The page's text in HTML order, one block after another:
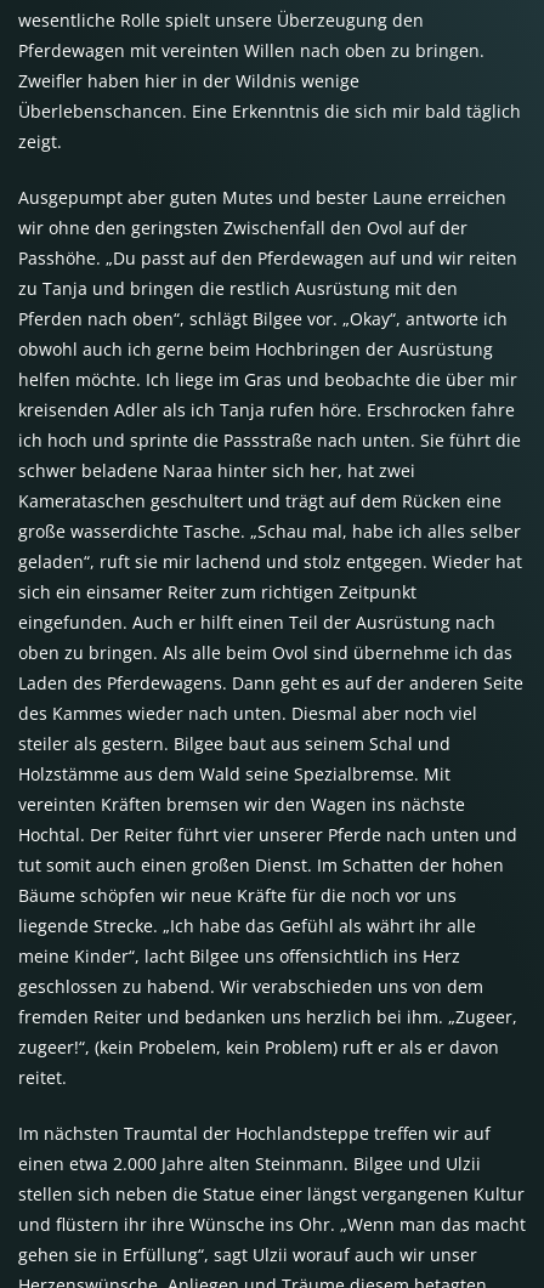
wesentliche Rolle spielt unsere Überzeugung den
Pferdewagen mit vereinten Willen nach oben zu bringen.
Zweifler haben hier in der Wildnis wenige
Überlebenschancen. Eine Erkenntnis die sich mir bald täglich
zeigt.
Ausgepumpt aber guten Mutes und bester Laune erreichen
wir ohne den geringsten Zwischenfall den Ovol auf der
Passhöhe. „Du passt auf den Pferdewagen auf und wir reiten
zu Tanja und bringen die restlich Ausrüstung mit den
Pferden nach oben“, schlägt Bilgee vor. „Okay“, antworte ich
obwohl auch ich gerne beim Hochbringen der Ausrüstung
helfen möchte. Ich liege im Gras und beobachte die über mir
kreisenden Adler als ich Tanja rufen höre. Erschrocken fahre
ich hoch und sprinte die Passstraße nach unten. Sie führt die
schwer beladene Naraa hinter sich her, hat zwei
Kamerataschen geschultert und trägt auf dem Rücken eine
große wasserdichte Tasche. „Schau mal, habe ich alles selber
geladen“, ruft sie mir lachend und stolz entgegen. Wieder hat
sich ein einsamer Reiter zum richtigen Zeitpunkt
eingefunden. Auch er hilft einen Teil der Ausrüstung nach
oben zu bringen. Als alle beim Ovol sind übernehme ich das
Laden des Pferdewagens. Dann geht es auf der anderen Seite
des Kammes wieder nach unten. Diesmal aber noch viel
steiler als gestern. Bilgee baut aus seinem Schal und
Holzstämme aus dem Wald seine Spezialbremse. Mit
vereinten Kräften bremsen wir den Wagen ins nächste
Hochtal. Der Reiter führt vier unserer Pferde nach unten und
tut somit auch einen großen Dienst. Im Schatten der hohen
Bäume schöpfen wir neue Kräfte für die noch vor uns
liegende Strecke. „Ich habe das Gefühl als währt ihr alle
meine Kinder“, lacht Bilgee uns offensichtlich ins Herz
geschlossen zu habend. Wir verabschieden uns von dem
fremden Reiter und bedanken uns herzlich bei ihm. „Zugeer,
zugeer!“, (kein Probelem, kein Problem) ruft er als er davon
reitet.
Im nächsten Traumtal der Hochlandsteppe treffen wir auf
einen etwa 2.000 Jahre alten Steinmann. Bilgee und Ulzii
stellen sich neben die Statue einer längst vergangenen Kultur
und flüstern ihr ihre Wünsche ins Ohr. „Wenn man das macht
gehen sie in Erfüllung“, sagt Ulzii worauf auch wir unser